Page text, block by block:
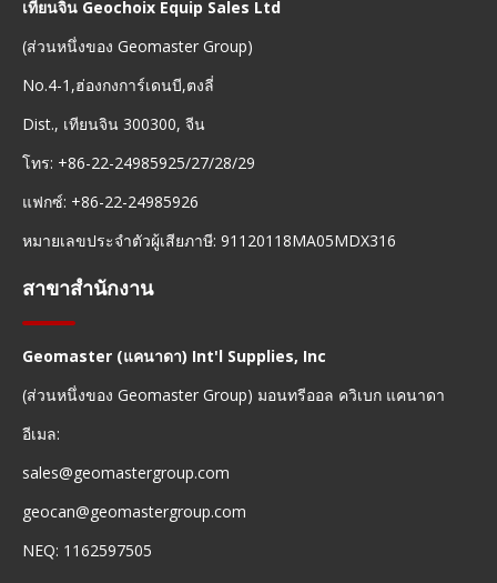
เทียนจิน Geochoix Equip Sales Ltd
(ส่วนหนึ่งของ Geomaster Group)
No.4-1,ฮ่องกงการ์เดนบี,ตงลี่
Dist., เทียนจิน 300300, จีน
โทร: +86-22-24985925/27/28/29
แฟกซ์: +86-22-24985926
หมายเลขประจำตัวผู้เสียภาษี: 91120118MA05MDX316
สาขาสำนักงาน
Geomaster (แคนาดา) Int'l Supplies, Inc
(ส่วนหนึ่งของ Geomaster Group) มอนทรีออล ควิเบก แคนาดา
อีเมล:
sales@geomastergroup.com
geocan@geomastergroup.com
NEQ: 1162597505